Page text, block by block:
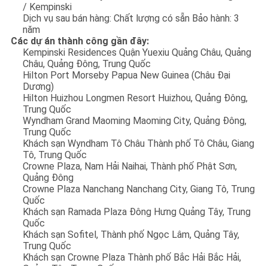
/ Kempinski
Dịch vụ sau bán hàng: Chất lượng có sẵn Bảo hành: 3
năm
Các dự án thành công gần đây:
Kempinski Residences Quận Yuexiu Quảng Châu, Quảng
Châu, Quảng Đông, Trung Quốc
Hilton Port Morseby Papua New Guinea (Châu Đại
Dương)
Hilton Huizhou Longmen Resort Huizhou, Quảng Đông,
Trung Quốc
Wyndham Grand Maoming Maoming City, Quảng Đông,
Trung Quốc
Khách sạn Wyndham Tô Châu Thành phố Tô Châu, Giang
Tô, Trung Quốc
Crowne Plaza, Nam Hải Naihai, Thành phố Phật Sơn,
Quảng Đông
Crowne Plaza Nanchang Nanchang City, Giang Tô, Trung
Quốc
Khách sạn Ramada Plaza Đông Hưng Quảng Tây, Trung
Quốc
Khách sạn Sofitel, Thành phố Ngọc Lâm, Quảng Tây,
Trung Quốc
Khách sạn Crowne Plaza Thành phố Bắc Hải Bắc Hải,